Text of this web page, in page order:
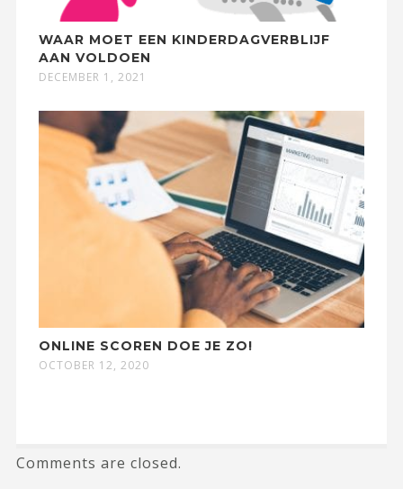
WAAR MOET EEN KINDERDAGVERBLIJF
AAN VOLDOEN
DECEMBER 1, 2021
ONLINE SCOREN DOE JE ZO!
OCTOBER 12, 2020
Comments are closed.